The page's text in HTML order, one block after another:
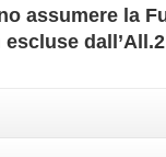
assumere la